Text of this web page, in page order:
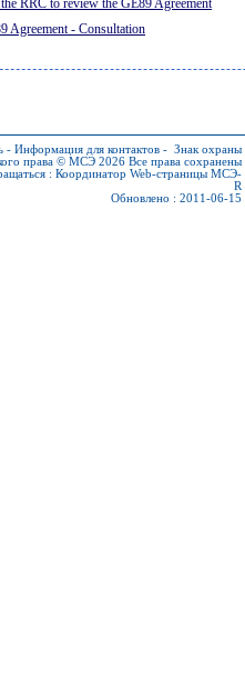
Agreement - Consultation
- Информация для контактов - Знак охраны
права © МСЭ 2026 Все права сохранены
: Координатор Web-страницы МСЭ-
R
Обновлено : 2011-06-15